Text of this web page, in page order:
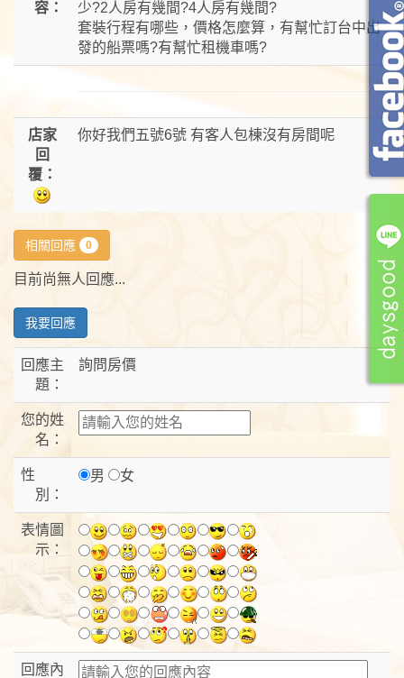
容：
少?2人房有幾間?4人房有幾間?
套裝行程有哪些，價格怎麼算，有幫忙訂台中出
發的船票嗎?有幫忙租機車嗎?
店家
回
覆：
你好我們五號6號 有客人包棟沒有房間呢
相關回應 0
目前尚無人回應...
我要回應
回應主
題：
詢問房價
您的姓
名：
性
別：
男 女
表情圖
示：
回應內